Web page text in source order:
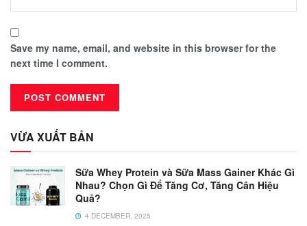
Save my name, email, and website in this browser for the
next time I comment.
VỪA XUẤT BẢN
Sữa Whey Protein và Sữa Mass Gainer Khác Gì
Nhau? Chọn Gì Để Tăng Cơ, Tăng Cân Hiệu
Quả?
4 DECEMBER, 2025